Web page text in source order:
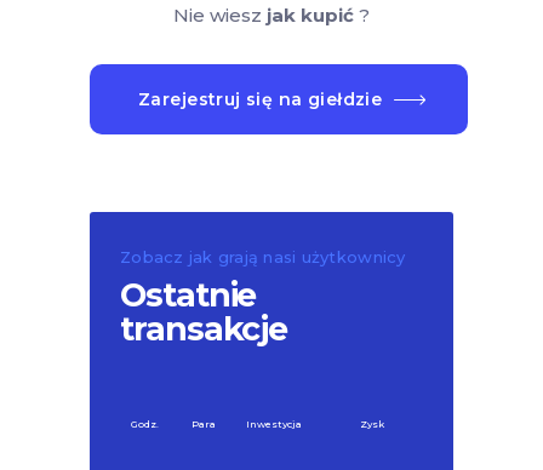
Nie wiesz jak kupić?
Zarejestruj się na giełdzie
Zobacz jak grają nasi użytkownicy
Ostatnie
transakcje
Godz. Para Inwestycja Zysk